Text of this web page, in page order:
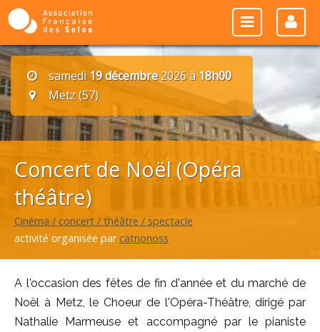
samedi19 décembre2026 à 18h00
Metz (57)
Concert de Noël (Opéra
théâtre)
Cinéma / concert / théâtre / spectacle
activité organisée par catnonoss
A l'occasion des fêtes de fin d'année et du marché de
Noël à Metz, le Choeur de l'Opéra-Théâtre, dirigé par
Nathalie Marmeuse et accompagné par le pianiste